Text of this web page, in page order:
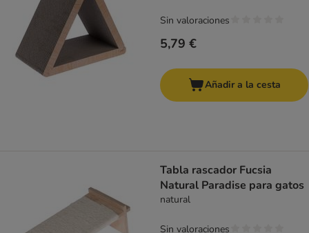
5,79 €
Sin valoraciones
Añadir a la cesta
Tabla rascador Fucsia
Natural Paradise para gatos
natural
Sin valoraciones